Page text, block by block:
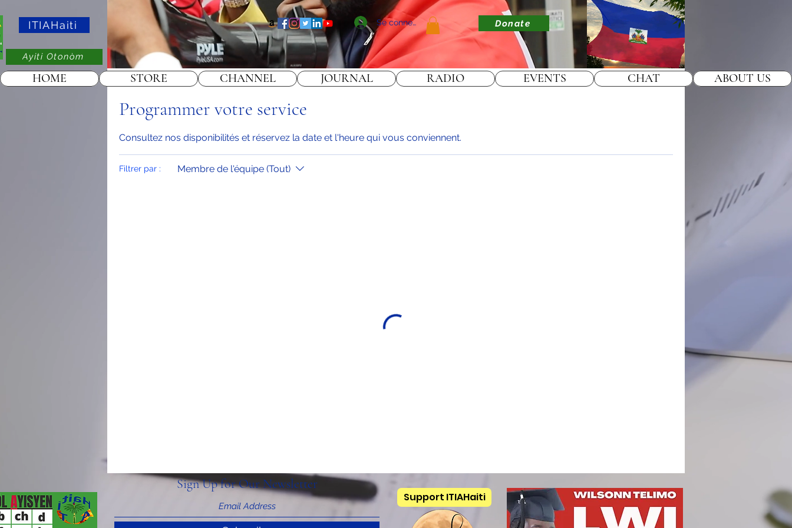
ITIAHaiti Se connecter Donate
Ayiti Otonòm
Programmer votre service
Consultez nos disponibilités et réservez la date et l'heure qui vous conviennent.
Filtrer par : Membre de l'équipe (Tout)
HOME STORE CHANNEL JOURNAL RADIO EVENTS CHAT ABOUT US
Sign Up for Our Newsletter
Support ITIAHaiti